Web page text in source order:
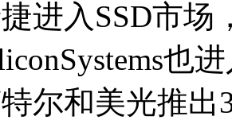
进入SSD市场
也
尔和美光推出